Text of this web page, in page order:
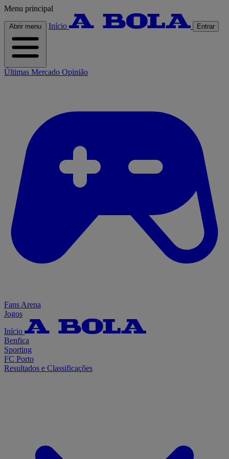
Menu principal
Abrir menu Início Entrar
Últimas Mercado Opinião
Fans Arena
Jogos
Início
Benfica
Sporting
FC Porto
Resultados e Classificações